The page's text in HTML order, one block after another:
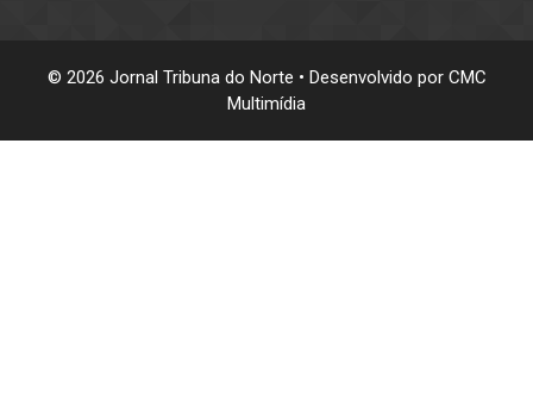
© 2026 Jornal Tribuna do Norte • Desenvolvido por CMC
Multimídia